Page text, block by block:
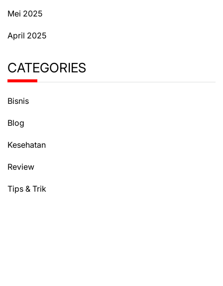
Mei 2025
April 2025
CATEGORIES
Bisnis
Blog
Kesehatan
Review
Tips & Trik